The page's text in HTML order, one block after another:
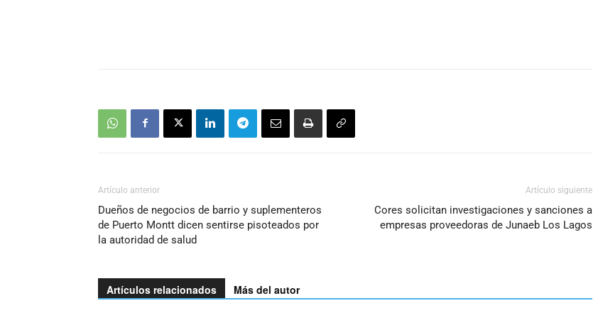
Artículo anterior
Dueños de negocios de barrio y suplementeros
de Puerto Montt dicen sentirse pisoteados por
la autoridad de salud
Artículo siguiente
Cores solicitan investigaciones y sanciones a
empresas proveedoras de Junaeb Los Lagos
Artículos relacionados Más del autor